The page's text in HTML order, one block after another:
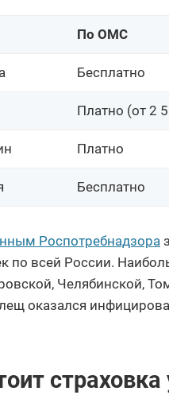
По ОМС
Бесплатно
Платно (от 2
Платно
Бесплатно
Роспотребнадзора
по всей России.
Челябинской,
оказался